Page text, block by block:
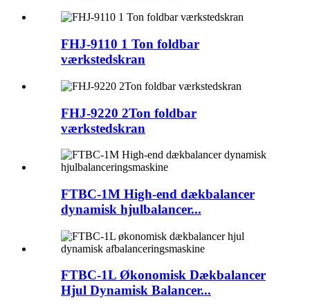
FHJ-9110 1 Ton foldbar
værkstedskran
FHJ-9220 2Ton foldbar
værkstedskran
FTBC-1M High-end dækbalancer
dynamisk hjulbalancer...
FTBC-1L Økonomisk Dækbalancer
Hjul Dynamisk Balancer...